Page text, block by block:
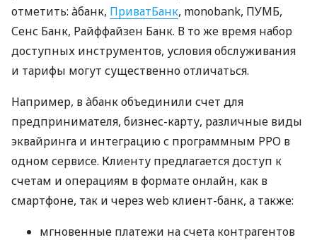
отметить: àбанк, ПриватБанк, monobank, ПУМБ,
Сенс Банк, Райффайзен Банк. В то же время набор
доступных инструментов, условия обслуживания
и тарифы могут существенно отличаться.
Например, в àбанк объединили счет для
предпринимателя, бизнес-карту, различные виды
эквайринга и интеграцию с программным РРО в
одном сервисе. Клиенту предлагается доступ к
счетам и операциям в формате онлайн, как в
смартфоне, так и через web клиент-банк, а также:
мгновенные платежи на счета контрагентов